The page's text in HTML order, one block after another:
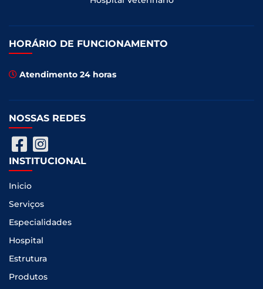
HORÁRIO DE FUNCIONAMENTO
Atendimento 24 horas
NOSSAS REDES
INSTITUCIONAL
Inicio
Serviços
Especialidades
Hospital
Estrutura
Produtos